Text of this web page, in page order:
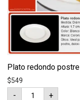
Plato redondo postre
$549
-
Plato
redondo
+